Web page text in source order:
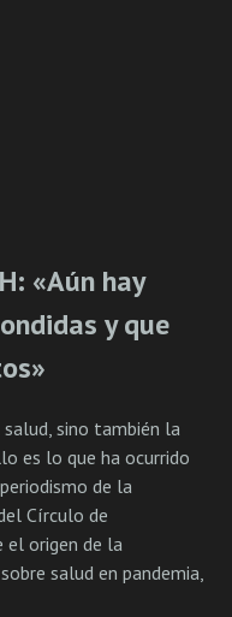
«Aún hay
y que
sino también la
es lo que ha ocurrido
de la
Círculo de
el origen de la
salud en pandemia,